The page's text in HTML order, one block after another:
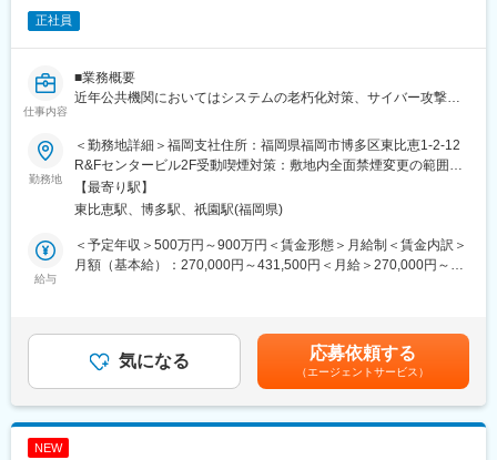
やりがいのある環境です。
創業100年となる当社は、経営基盤、商品力、働きやすさが整っ
た、歯科業界のリーディングカンパニーです。当社の製品は臨床
現場で必要不可欠なものばかりで、設立以来数多くの日本初世界
初の開発に成功し、業界においては「技術の松風」と評され、伝
統の技術と最新のテクノロジーを駆使した独創的な技術を持っ
て、常に世界の歯科医療をリードしています。主力製品である人
工歯分野及び研削研磨材においては国内トップシェアを誇る業界
国内の2倍にまで増やしていくことを目標としています。
変更の範囲：会社の定める業務
正社員
仕事内容
■業務概要
近年公共機関においてはシステムの老朽化対策、サイバー攻撃の
ル化を加速させるクラウド化が喫緊の課題となっています。これ
らのDX推進は、国民生活に直結する重要な取組みであり高度な専
門知識と高い信頼性が求められます。この課題解決に貢献し、よ
り安全で効率的な社会基盤を構築する為、新たなネットワークエ
ンジニアを募集します。
■職務詳細
・公共機関向けネットワークの要件定義・基本/詳細設計
・AWS/Azure等クラウド環境へのネットワーク移行設計・構築
・提案書・設計書など技術ドキュメント作成及び顧客提案
勤務地
＜勤務地詳細＞福岡支社住所：福岡県福岡市博多区東比恵1-2-12
R&Fセンタービル2F受動喫煙対策：敷地内全面禁煙変更の範囲：
会社の定める事業所（リモートワーク含む）
【最寄り駅】
東比恵駅、博多駅、祇園駅(福岡県)
給与
＜予定年収＞500万円～900万円＜賃金形態＞月給制＜賃金内訳＞
月額（基本給）：270,000円～431,500円＜月給＞270,000円～
であり、選考を通じて上下する可能性があります。月給(月額)は固
定手当を含めた表記です。
気になる 応募依頼する
（エージェントサービス）
NEW